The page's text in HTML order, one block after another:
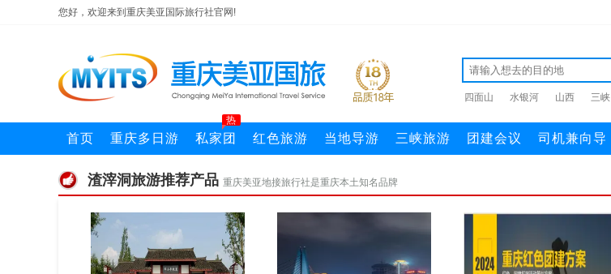
您好，欢迎来到重庆美亚国际旅行社官网!
四面山 水银河 山西 三峡
首页 重庆多日游 私家团
热
红色旅游 当地导游 三峡旅游 团建会议 司机兼向导
渣滓洞旅游推荐产品 重庆美亚地接旅行社是重庆本土知名品牌